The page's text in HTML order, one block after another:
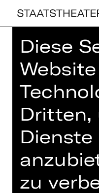
Home>Haus>
Bernhard
Diese
Dritten,
Dienste
zu